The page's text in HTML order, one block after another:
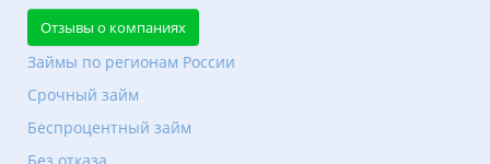
Отзывы о компаниях
Займы по регионам России
Срочный займ
Беспроцентный займ